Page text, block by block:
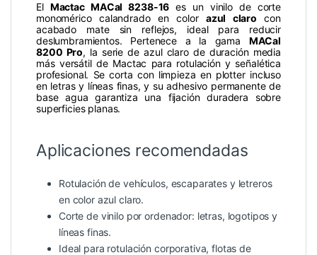
El Mactac MACal 8238-16 es un vinilo de corte
monomérico calandrado en color azul claro con
acabado mate sin reflejos, ideal para reducir
deslumbramientos. Pertenece a la gama MACal
8200 Pro, la serie de azul claro de duración media
más versátil de Mactac para rotulación y señalética
profesional. Se corta con limpieza en plotter incluso
en letras y líneas finas, y su adhesivo permanente de
base agua garantiza una fijación duradera sobre
superficies planas.
Aplicaciones recomendadas
Rotulación de vehículos, escaparates y letreros
en color azul claro.
Corte de vinilo por ordenador: letras, logotipos y
líneas finas.
Ideal para rotulación corporativa, flotas de